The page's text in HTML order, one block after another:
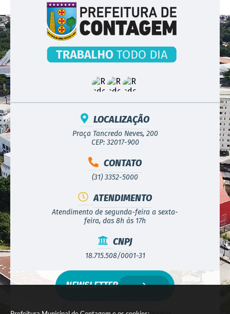
LOCALIZAÇÃO
Praça Tancredo Neves, 200
CEP: 32017-900
CONTATO
(31) 3352-5000
ATENDIMENTO
Atendimento de segunda-feira a sexta-
feira, das 8h às 17h
CNPJ
18.715.508/0001-31
NEWSLETTER